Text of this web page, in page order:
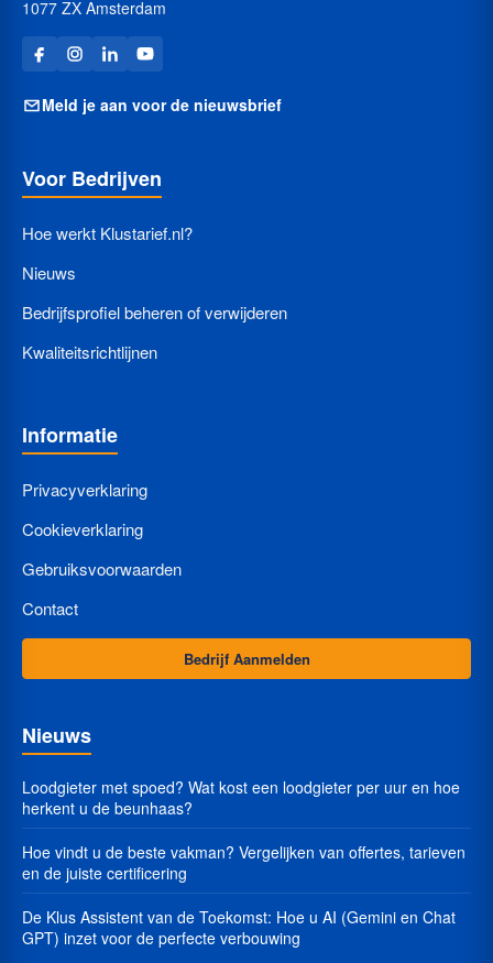
1077 ZX Amsterdam
Meld je aan voor de nieuwsbrief
Voor Bedrijven
Hoe werkt Klustarief.nl?
Nieuws
Bedrijfsprofiel beheren of verwijderen
Kwaliteitsrichtlijnen
Informatie
Privacyverklaring
Cookieverklaring
Gebruiksvoorwaarden
Contact
Bedrijf Aanmelden
Nieuws
Loodgieter met spoed? Wat kost een loodgieter per uur en hoe
herkent u de beunhaas?
Hoe vindt u de beste vakman? Vergelijken van offertes, tarieven
en de juiste certificering
De Klus Assistent van de Toekomst: Hoe u AI (Gemini en Chat
GPT) inzet voor de perfecte verbouwing